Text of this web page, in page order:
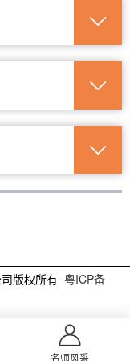
版权所有 粤ICP备
名师风采